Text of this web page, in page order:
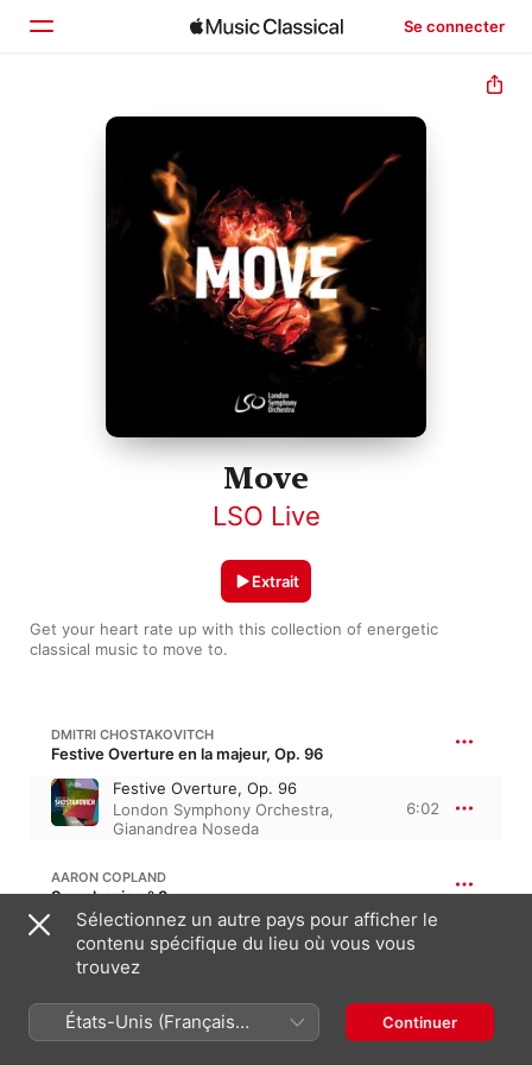
Se connecter
Accueil
Parcourir
Rechercher
Move
LSO Live
Get your heart rate up with this collection of energetic
classical music to move to.
Extrait
DMITRI CHOSTAKOVITCH
Festive Overture en la majeur, Op. 96
Festive Overture, Op. 96
London Symphony Orchestra,
Gianandrea Noseda
6:02
AARON COPLAND
Symphonie nº 3
II. Allegro molto
Antonio Pappano ,London
Symphony Orchestra
8:29
GUSTAV HOLST
The Planets, H 125, Op. 32 · “Les planètes”
Sélectionnez un autre pays pour afficher le
contenu spécifique du lieu où vous vous
trouvez
États-Unis (Français
France)
Continuer